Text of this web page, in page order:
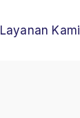
Layanan Kami